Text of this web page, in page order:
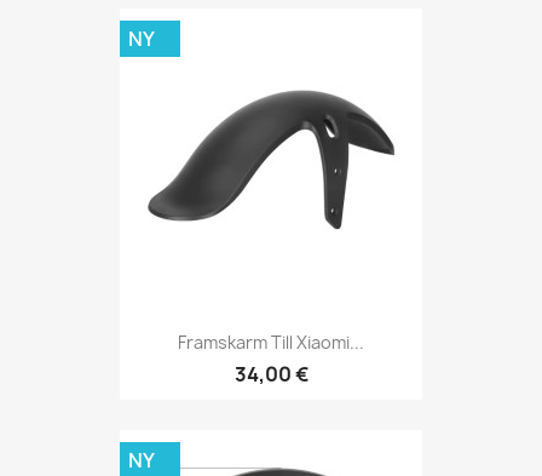
Framskarm Till Xiaomi...
34,00 €
NY
NY